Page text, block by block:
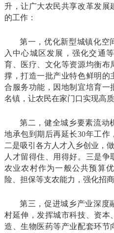
升，让广大农民共享改革发
的工作：
第一，优化新型城镇化空
入中心城区发展，强化交通
育、医疗、文化等资源均衡布
撑，打造一批产业特色鲜明的
合服务功能，因地制宜培育一
名镇，让农民在家门口实现高质
第二，健全城乡要素流动
地承包到期后再延长30年工作
二是吸引各方人才入乡创业，
人才留得住、用得好。三是
农业农村作为一般公共预算
险、担保等支农能力，强化招商
第三，促进城乡产业深度
村延伸，发挥城市科技、资本
造、生物医药等产业配套环节